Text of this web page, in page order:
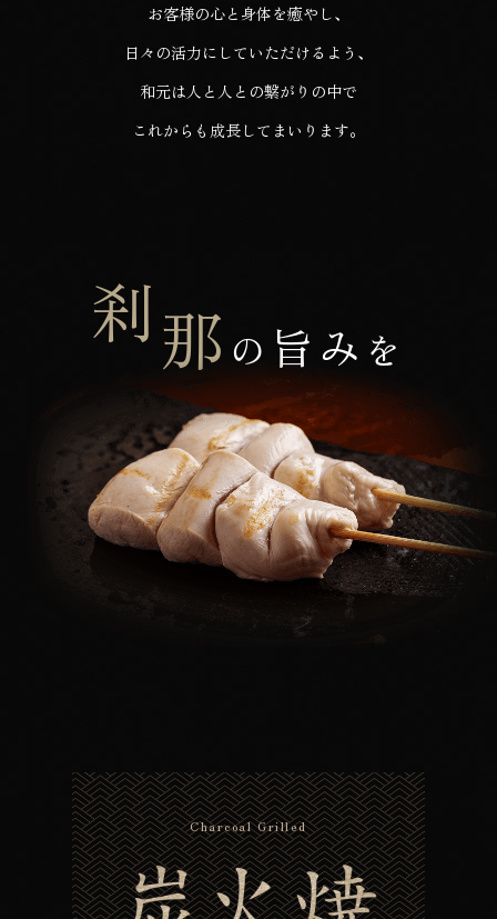
お客様の心と身体を癒やし、
日々の活力にしていただけるよう、
和元は人と人との繋がりの中で
これからも成長してまいります。
刹那 の 旨み を
Charcoal Grilled